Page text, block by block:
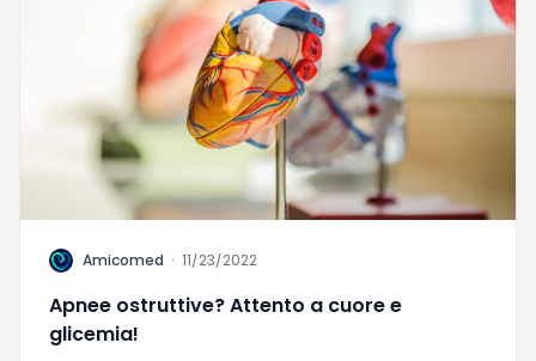
A Amicomed · 11/23/2022
Apnee ostruttive? Attento a cuore e
glicemia!